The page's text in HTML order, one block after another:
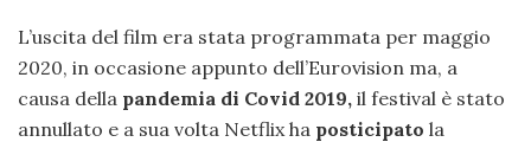
L’uscita del film era stata programmata per maggio
2020, in occasione appunto dell’Eurovision ma, a
causa della pandemia di Covid 2019, il festival è stato
annullato e a sua volta Netflix ha posticipato la